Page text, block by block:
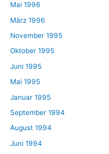
Mai 1996
März 1996
November 1995
Oktober 1995
Juni 1995
Mai 1995
Januar 1995
September 1994
August 1994
Juni 1994